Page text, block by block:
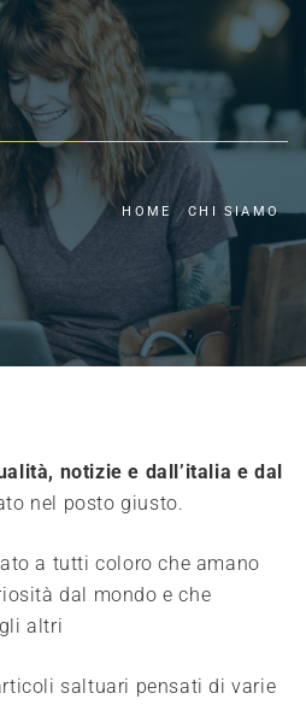
HOME CHI SIAMO
notizie e dall’italia e dal
nel posto giusto.
a tutti coloro che amano
dal mondo e che
altri
saltuari pensati di varie